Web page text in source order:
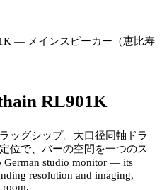
RL901K
ッグシップ。大口径同軸ドラ
位で、バーの空間を一つのス
German studio monitor — its
resolution and imaging,
room.